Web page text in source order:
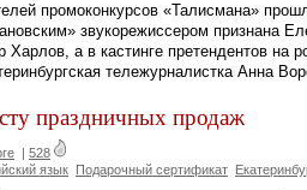
промоконкурсов «Талисмана»
звукорежиссером признана
а в кастинге претендентов на
тележурналистка Анна
праздничных продаж
| 528
язык Подарочный сертификат